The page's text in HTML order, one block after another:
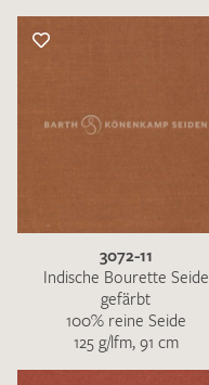
3072-11
Indische Bourette Seide
gefärbt
100% reine Seide
125 g/lfm, 91 cm